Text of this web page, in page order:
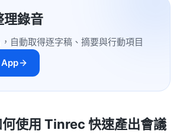
理錄音
，自動取得逐字稿、摘要與行動項目
使用 Tinrec 快速產出會議